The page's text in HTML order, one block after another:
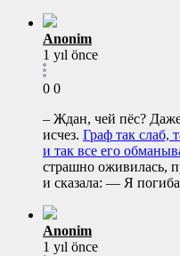
Anonim
1 yıl önce
0 0
– Ждан, чей пёс?
исчез. Граф так слаб,
и так все его
страшно оживилась,
и сказала: — Я
Anonim
1 yıl önce